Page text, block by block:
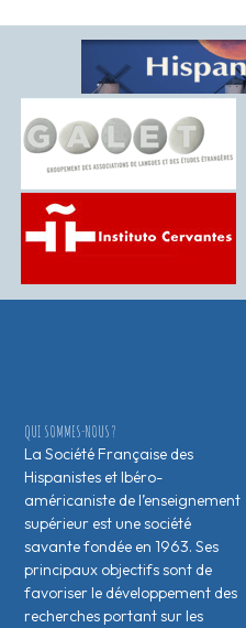
QUI SOMMES-NOUS ?
La Société Française des
Hispanistes et Ibéro-
américaniste de l’enseignement
supérieur est une société
savante fondée en 1963. Ses
principaux objectifs sont de
favoriser le développement des
recherches portant sur les